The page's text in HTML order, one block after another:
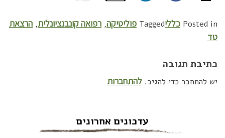
Posted in כלליTagged פוליטיקה, רפואה קונבנציונלית, הרצאת
טד
כתיבת תגובה
יש להתחבר כדי להגיב. להתחברות
עדכונים אחרונים